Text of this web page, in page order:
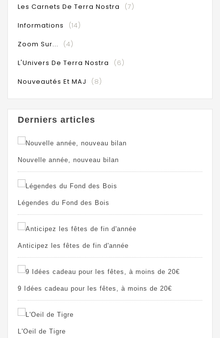
Les Carnets De Terra Nostra
(7)
Informations
(14)
Zoom Sur...
(4)
L'Univers De Terra Nostra
(6)
Nouveautés Et MAJ
(8)
Derniers articles
Nouvelle année, nouveau bilan
Légendes du Fond des Bois
Anticipez les fêtes de fin d'année
9 Idées cadeau pour les fêtes, à moins de 20€
L'Oeil de Tigre